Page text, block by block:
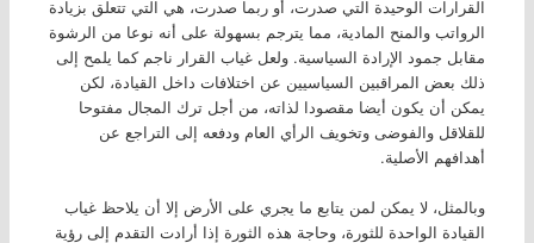
القرارات الوحيدة التي صدرت، أو ربما صدرت، هي التي تتعلق بزيادة
الرواتب والمنح المادية، مما يترجم بسهولة على أنه نوعا من الرشوة
مقابل جمود الإرادة السياسية. ولعل غياب القرار ناجم كما يلمح إلى
ذلك بعض المراقبين السياسيين عن اختلافات داخل القيادة، لكن
يمكن أن يكون أيضا مقصودا لذاته، من أجل ترك المجال مفتوحا
للقلاقل والفوضى وتخويف الرأي العام ودفعه إلى التراجع عن
أهدافهم الأصلية.
وبالمثل، لا يمكن لمن يتابع ما يجري على الأرض إلا أن يلاحظ غياب
القيادة الواحدة للثورة، وحاجة هذه الثورة إذا أرادت التقدم إلى رؤية